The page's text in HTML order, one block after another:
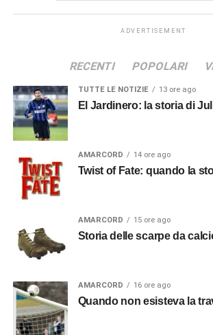
ADVERTISEMENT
RECENTI POPOLARI
TUTTE LE NOTIZIE 13 ore ago
El Jardinero: la storia di
AMARCORD 14 ore ago
Twist of Fate: quando la
AMARCORD 15 ore ago
Storia delle scarpe da
AMARCORD 16 ore ago
Quando non esisteva la